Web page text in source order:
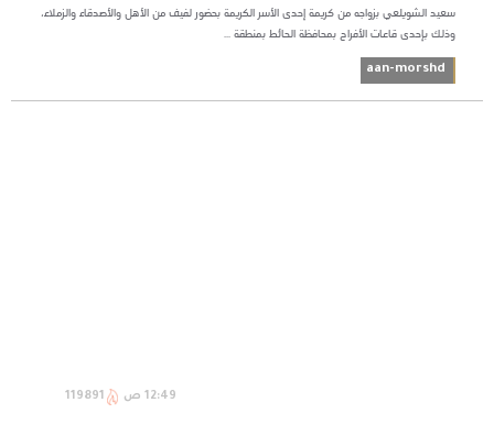
سعيد الشويلعي بزواجه من كريمة إحدى الأسر الكريمة بحضور لفيف من الأهل والأصدقاء والزملاء،
وذلك بإحدى قاعات الأفراح بمحافظة الحائط بمنطقة ...
aan-morshd
12:49 ص 119891